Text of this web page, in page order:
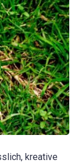
kreative